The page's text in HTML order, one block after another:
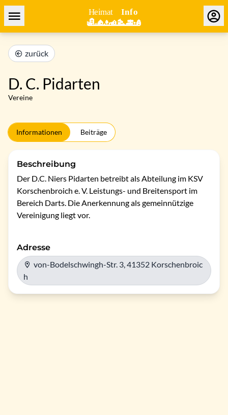
zurück
D. C. Pidarten
Vereine
Informationen Beiträge
Beschreibung
Der D.C. Niers Pidarten betreibt als Abteilung im KSV
Korschenbroich e. V. Leistungs- und Breitensport im
Bereich Darts. Die Anerkennung als gemeinnützige
Vereinigung liegt vor.
Adresse
von-Bodelschwingh-Str. 3, 41352 Korschenbroic
h